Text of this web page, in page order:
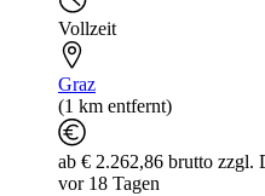
Vollzeit
Graz
(1 km entfernt)
ab € 2.262,86 brutto zzgl.
vor 18 Tagen